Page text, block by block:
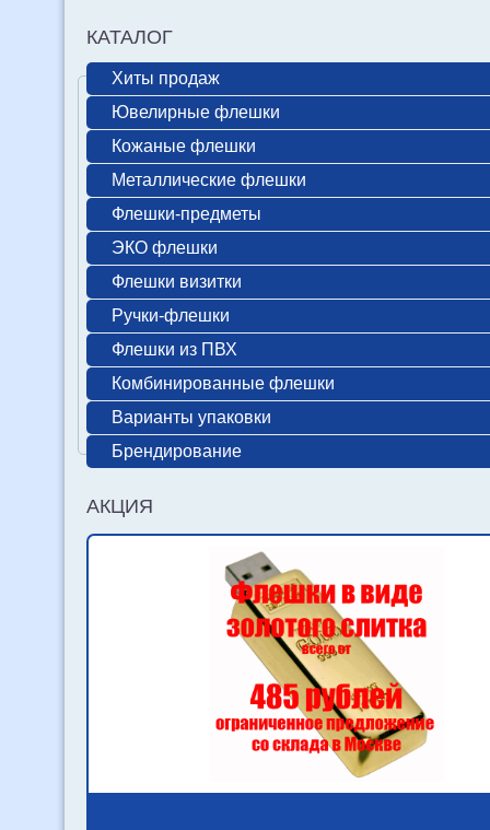
КАТАЛОГ
Хиты продаж
Ювелирные флешки
Кожаные флешки
Металлические флешки
Флешки-предметы
ЭКО флешки
Флешки визитки
Ручки-флешки
Флешки из ПВХ
Комбинированные флешки
Варианты упаковки
Брендирование
АКЦИЯ